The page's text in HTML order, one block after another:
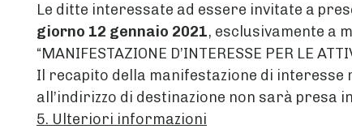
Le ditte interessate ad essere invitate a
giorno 12 gennaio 2021, esclusivamente a
“MANIFESTAZIONE D’INTERESSE PER LE
Il recapito della manifestazione di interesse
all’indirizzo di destinazione non sarà presa
5. Ulteriori informazioni